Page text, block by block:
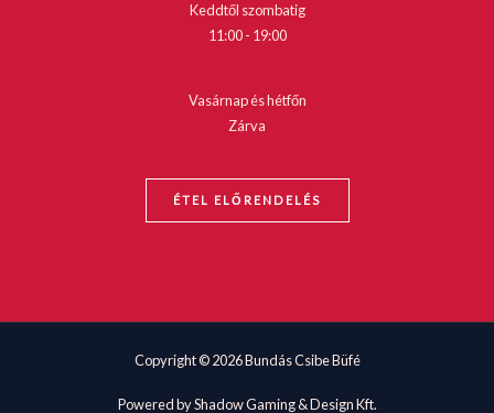
Keddtől szombatig
11:00 - 19:00
Vasárnap és hétfőn
Zárva
ÉTEL ELŐRENDELÉS
Copyright © 2026 Bundás Csibe Büfé
Powered by Shadow Gaming & Design Kft.